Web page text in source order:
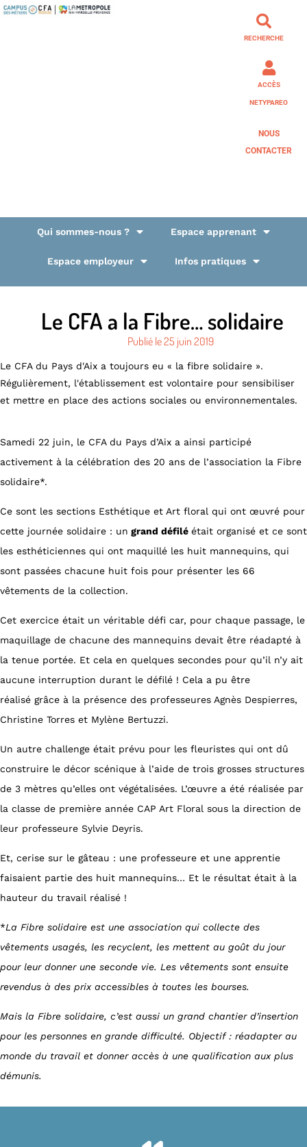
RECHERCHE
ACCÈS
NETYPAREO
NOUS
CONTACTER
Qui sommes-nous ? Espace apprenant
Espace employeur Infos pratiques
Le CFA a la Fibre… solidaire
Publié le25 juin 2019
Le CFA du Pays d'Aix a toujours eu « la fibre solidaire ».
Régulièrement, l'établissement est volontaire pour sensibiliser
et mettre en place des actions sociales ou environnementales.
Samedi 22 juin, le CFA du Pays d’Aix a ainsi participé
activement à la célébration des 20 ans de l’association la Fibre
solidaire*.
Ce sont les sections Esthétique et Art floral qui ont œuvré pour
cette journée solidaire : un grand défilé était organisé et ce sont
les esthéticiennes qui ont maquillé les huit mannequins, qui
sont passées chacune huit fois pour présenter les 66
vêtements de la collection.
Cet exercice était un véritable défi car, pour chaque passage, le
maquillage de chacune des mannequins devait être réadapté à
la tenue portée. Et cela en quelques secondes pour qu’il n’y ait
aucune interruption durant le défilé ! Cela a pu être
réalisé grâce à la présence des professeures Agnès Despierres,
Christine Torres et Mylène Bertuzzi.
Un autre challenge était prévu pour les fleuristes qui ont dû
construire le décor scénique à l’aide de trois grosses structures
de 3 mètres qu’elles ont végétalisées. L’œuvre a été réalisée par
la classe de première année CAP Art Floral sous la direction de
leur professeure Sylvie Deyris.
Et, cerise sur le gâteau : une professeure et une apprentie
faisaient partie des huit mannequins… Et le résultat était à la
hauteur du travail réalisé !
*La Fibre solidaire est une association qui collecte des
vêtements usagés, les recyclent, les mettent au goût du jour
pour leur donner une seconde vie. Les vêtements sont ensuite
revendus à des prix accessibles à toutes les bourses.
Mais la Fibre solidaire, c’est aussi un grand chantier d’insertion
pour les personnes en grande difficulté. Objectif : réadapter au
monde du travail et donner accès à une qualification aux plus
démunis.